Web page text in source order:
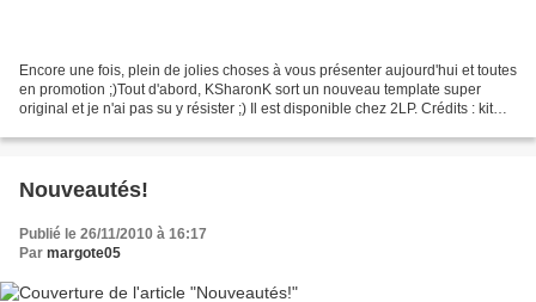
Encore une fois, plein de jolies choses à vous présenter aujourd'hui et toutes
en promotion ;)Tout d'abord, KSharonK sort un nouveau template super
original et je n'ai pas su y résister ;) Il est disponible chez 2LP. Crédits : kit
Nouveautés!
Publié le 26/11/2010 à 16:17
Par margote05